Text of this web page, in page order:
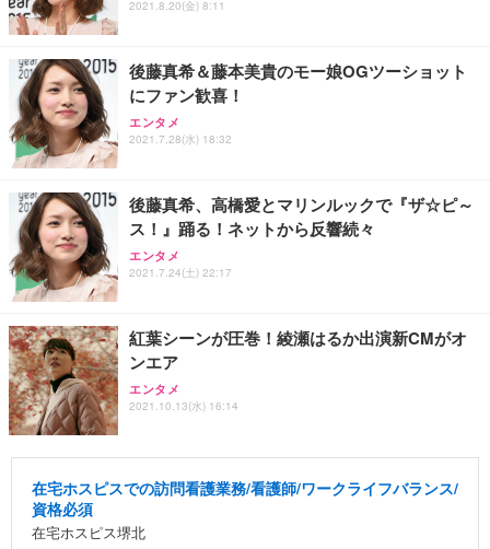
2021.8.20(金) 8:11
後藤真希＆藤本美貴のモー娘OGツーショット
にファン歓喜！
エンタメ
2021.7.28(水) 18:32
後藤真希、高橋愛とマリンルックで『ザ☆ピ～
ス！』踊る！ネットから反響続々
エンタメ
2021.7.24(土) 22:17
紅葉シーンが圧巻！綾瀬はるか出演新CMがオ
ンエア
エンタメ
2021.10.13(水) 16:14
在宅ホスピスでの訪問看護業務/看護師/ワークライフバランス/
資格必須
在宅ホスピス堺北